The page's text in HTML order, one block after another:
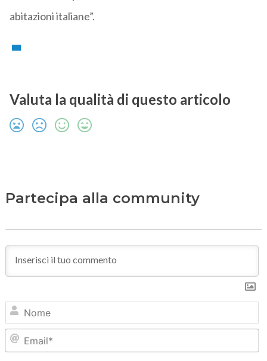
abitazioni italiane”.
Valuta la qualità di questo articolo
Partecipa alla community